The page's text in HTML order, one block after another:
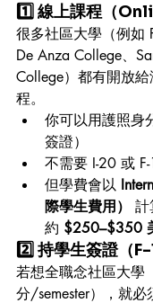
1️⃣ 線上課程（
很多社區大學（例如
De Anza College、
College）都有開放
程。
你可以用護照身
簽證）
不需要 I-20 或
但學費會以
際學生費用）
計
約 $250–$350
2️⃣ 持學生簽證（
若想全職念社區大學
分/semester），就必